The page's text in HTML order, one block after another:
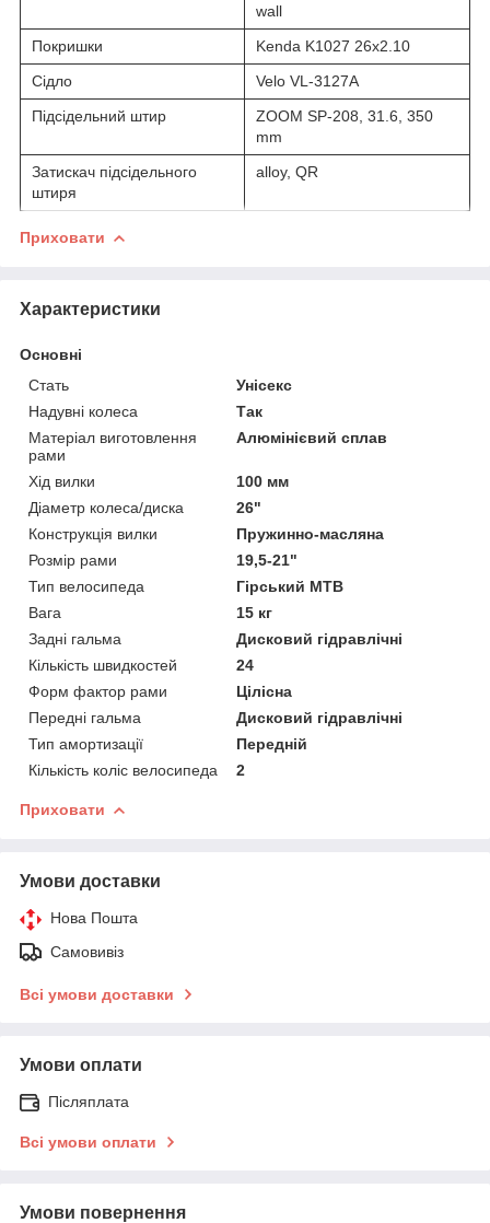
wall
Покришки
Kenda K1027 26x2.10
Сідло
Velo VL-3127A
Підсідельний штир
ZOOM SP-208, 31.6, 350
mm
Затискач підсідельного
штиря
alloy, QR
Приховати
Характеристики
Основні
Стать
Унісекс
Надувні колеса
Так
Матеріал виготовлення
рами
Алюмінієвий сплав
Хід вилки
100 мм
Діаметр колеса/диска
26"
Конструкція вилки
Пружинно-масляна
Розмір рами
19,5-21"
Тип велосипеда
Гірський MTB
Вага
15 кг
Задні гальма
Дисковий гідравлічні
Кількість швидкостей
24
Форм фактор рами
Цілісна
Передні гальма
Дисковий гідравлічні
Тип амортизації
Передній
Кількість коліс велосипеда
2
Приховати
Умови доставки
Нова Пошта
Самовивіз
Всі умови доставки
Умови оплати
Післяплата
Всі умови оплати
Умови повернення